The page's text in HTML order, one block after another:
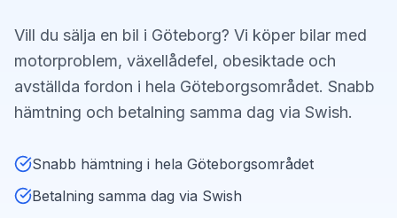
Vill du sälja en bil i Göteborg? Vi köper bilar med
motorproblem, växellådefel, obesiktade och
avställda fordon i hela Göteborgsområdet. Snabb
hämtning och betalning samma dag via Swish.
Snabb hämtning i hela Göteborgsområdet
Betalning samma dag via Swish